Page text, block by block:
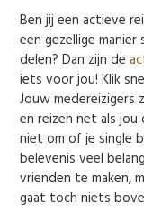
Ben jij een actieve
een gezellige
delen? Dan zijn de
iets voor jou! Klik
Jouw medereizigers
en reizen net als jou
niet om of je single
belevenis veel
vrienden te maken,
gaat toch niets